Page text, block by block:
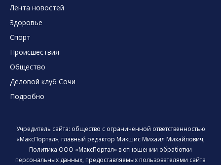
Лента новостей
Здоровье
Спорт
Происшествия
Общество
Деловой клуб Сочи
Подробно
Учредитель сайта: общество с ограниченной ответственностью
«МаксПортал», главный редактор Микшис Михаил Михайлович,
Политика ООО «МаксПортал» в отношении обработки
персональных данных, предоставляемых пользователями сайта